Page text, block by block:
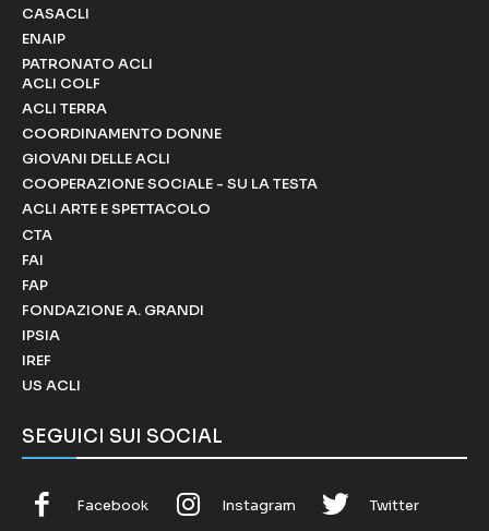
CASACLI
ENAIP
PATRONATO ACLI
ACLI COLF
ACLI TERRA
COORDINAMENTO DONNE
GIOVANI DELLE ACLI
COOPERAZIONE SOCIALE - SU LA TESTA
ACLI ARTE E SPETTACOLO
CTA
FAI
FAP
FONDAZIONE A. GRANDI
IPSIA
IREF
US ACLI
SEGUICI SUI SOCIAL
Facebook Instagram Twitter